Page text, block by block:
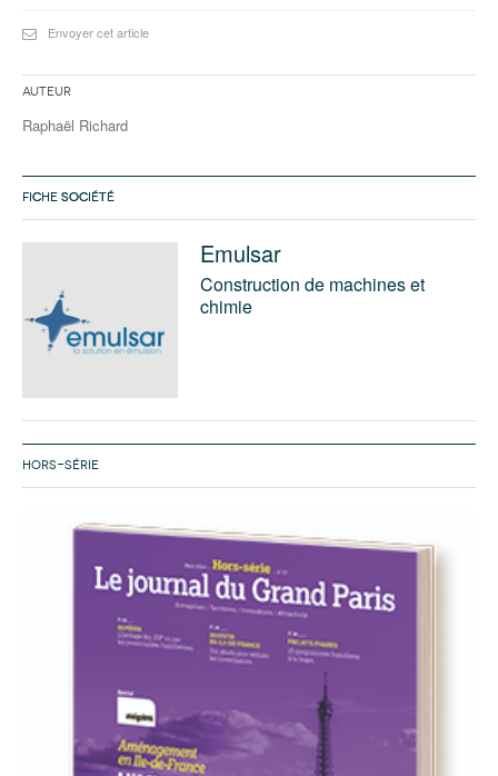
Envoyer cet article
Auteur
Raphaël Richard
FICHE SOCIÉTÉ
Emulsar
Construction de machines et
chimie
HORS-SÉRIE